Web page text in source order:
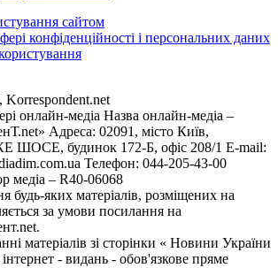
сайтом
конфіденційності і персональних даних
онлайн-медіа Назва онлайн-медіа –
Адреса: 02091, місто Київ,
ШОСЕ, будинок 172-Б, офіс 208/1 E-mail:
Телефон: 044-205-43-00
медіа – R40-06068
будь-яких матеріалів, розміщених на
за умови посилання на
матеріалів зі сторінки « Новини України
інтернет - видань - обов'язкове пряме